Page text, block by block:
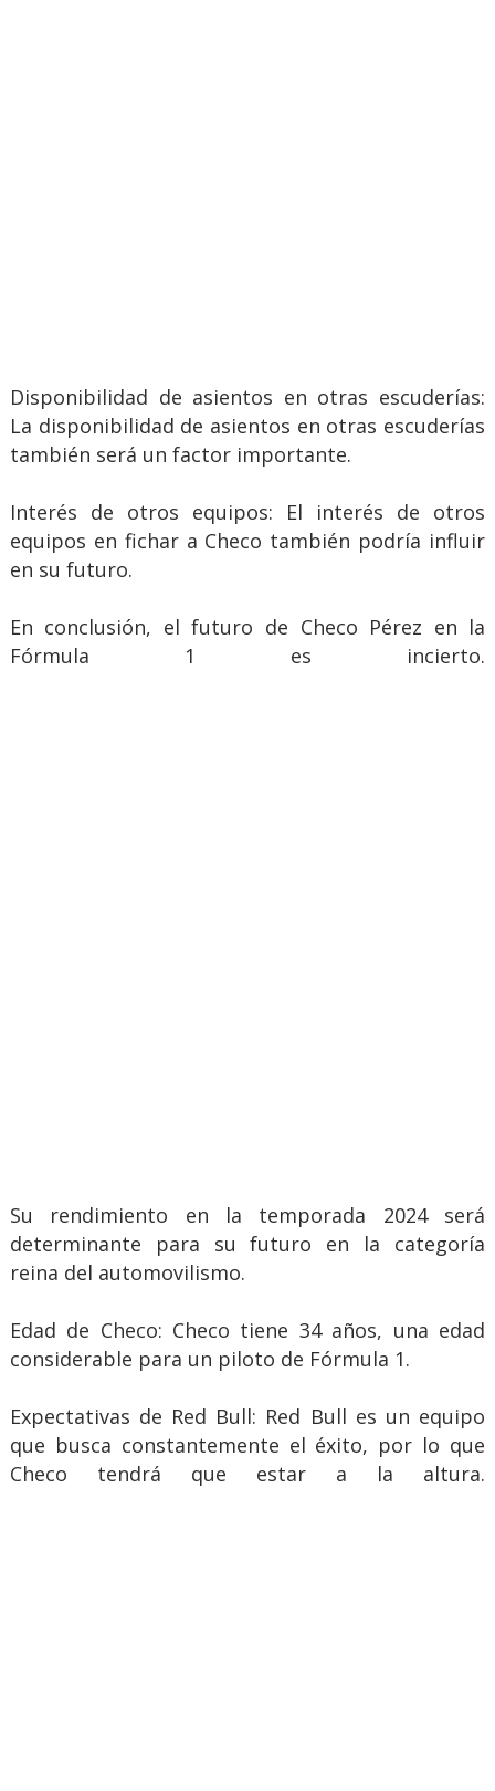
Disponibilidad de asientos en otras escuderías:
La disponibilidad de asientos en otras escuderías
también será un factor importante.
Interés de otros equipos: El interés de otros
equipos en fichar a Checo también podría influir
en su futuro.
En conclusión, el futuro de Checo Pérez en la
Fórmula 1 es incierto.
Su rendimiento en la temporada 2024 será
determinante para su futuro en la categoría
reina del automovilismo.
Edad de Checo: Checo tiene 34 años, una edad
considerable para un piloto de Fórmula 1.
Expectativas de Red Bull: Red Bull es un equipo
que busca constantemente el éxito, por lo que
Checo tendrá que estar a la altura.